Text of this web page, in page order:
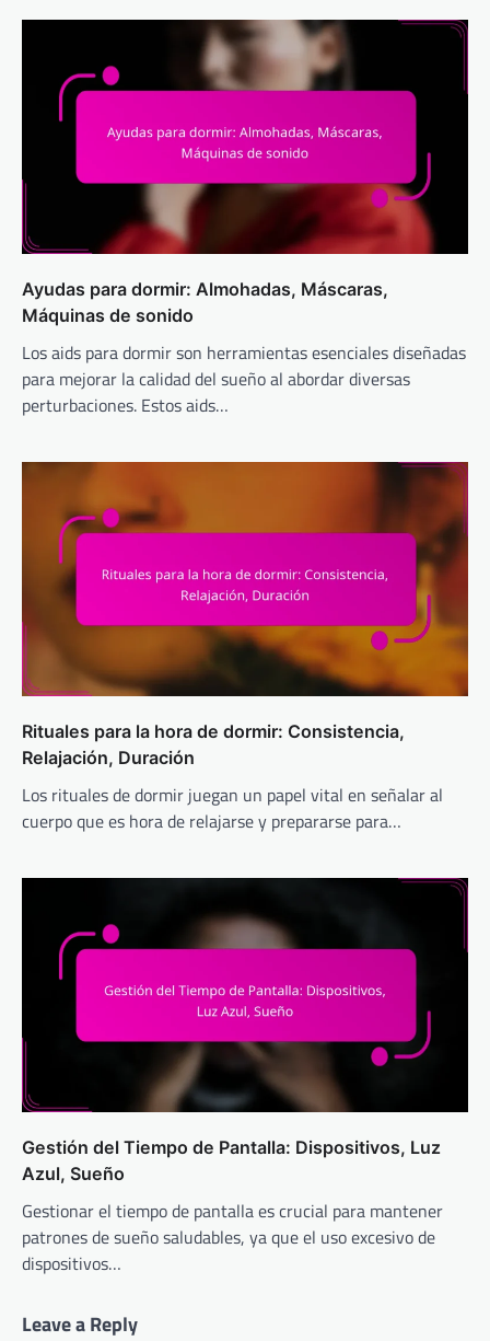
Ayudas para dormir: Almohadas, Máscaras,
Máquinas de sonido
Los aids para dormir son herramientas esenciales diseñadas
para mejorar la calidad del sueño al abordar diversas
perturbaciones. Estos aids…
Rituales para la hora de dormir: Consistencia,
Relajación, Duración
Los rituales de dormir juegan un papel vital en señalar al
cuerpo que es hora de relajarse y prepararse para…
Gestión del Tiempo de Pantalla: Dispositivos, Luz
Azul, Sueño
Gestionar el tiempo de pantalla es crucial para mantener
patrones de sueño saludables, ya que el uso excesivo de
dispositivos…
Leave a Reply